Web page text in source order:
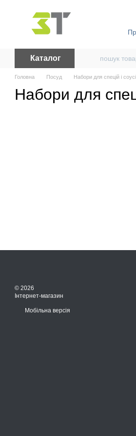
Каталог
Головна Посуд Набори для спецій і
Набори для
© 2026
Інтернет-магазин
Мобільна версія